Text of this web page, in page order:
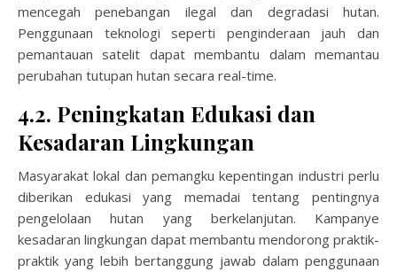
mencegah penebangan ilegal dan degradasi hutan.
Penggunaan teknologi seperti penginderaan jauh dan
pemantauan satelit dapat membantu dalam memantau
perubahan tutupan hutan secara real-time.
4.2. Peningkatan Edukasi dan
Kesadaran Lingkungan
Masyarakat lokal dan pemangku kepentingan industri perlu
diberikan edukasi yang memadai tentang pentingnya
pengelolaan hutan yang berkelanjutan. Kampanye
kesadaran lingkungan dapat membantu mendorong praktik-
praktik yang lebih bertanggung jawab dalam penggunaan